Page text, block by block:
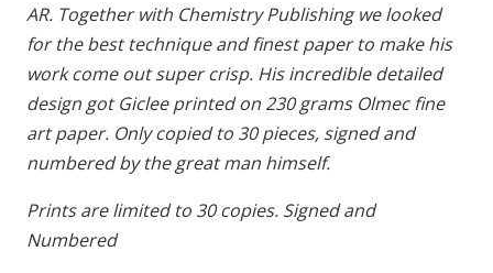
AR. Together with Chemistry Publishing we looked
for the best technique and finest paper to make his
work come out super crisp. His incredible detailed
design got Giclee printed on 230 grams Olmec fine
art paper. Only copied to 30 pieces, signed and
numbered by the great man himself.
Prints are limited to 30 copies. Signed and
Numbered